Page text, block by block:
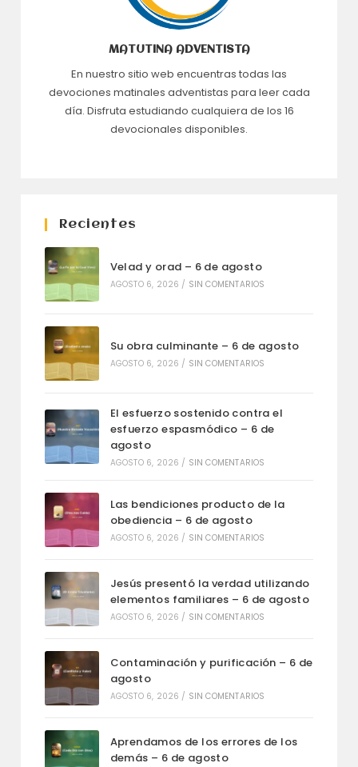
MATUTINA ADVENTISTA
En nuestro sitio web encuentras todas las
devociones matinales adventistas para leer cada
día. Disfruta estudiando cualquiera de los 16
devocionales disponibles.
Recientes
Velad y orad – 6 de agosto
AGOSTO 6, 2026 / SIN COMENTARIOS
Su obra culminante – 6 de agosto
AGOSTO 6, 2026 / SIN COMENTARIOS
El esfuerzo sostenido contra el
esfuerzo espasmódico – 6 de
agosto
AGOSTO 6, 2026 / SIN COMENTARIOS
Las bendiciones producto de la
obediencia – 6 de agosto
AGOSTO 6, 2026 / SIN COMENTARIOS
Jesús presentó la verdad utilizando
elementos familiares – 6 de agosto
AGOSTO 6, 2026 / SIN COMENTARIOS
Contaminación y purificación – 6 de
agosto
AGOSTO 6, 2026 / SIN COMENTARIOS
Aprendamos de los errores de los
demás – 6 de agosto